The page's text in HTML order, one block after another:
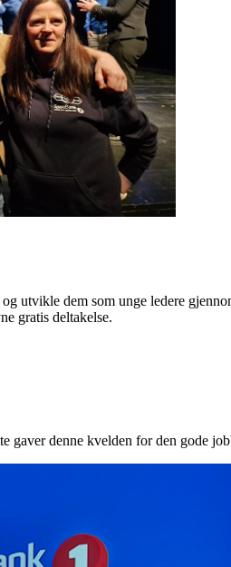
utvikle dem som unge ledere
gratis deltakelse.
denne kvelden for den gode